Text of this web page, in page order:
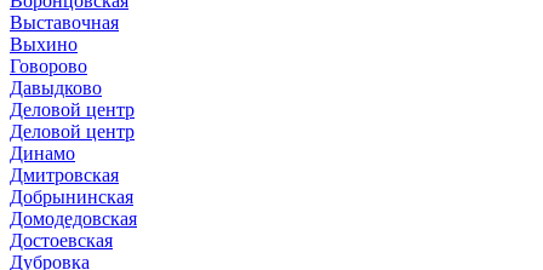
Выставочная
Выхино
Говорово
Давыдково
Деловой центр
Деловой центр
Динамо
Дмитровская
Добрынинская
Домодедовская
Достоевская
Дубровка